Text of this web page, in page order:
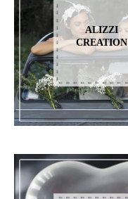
ALIZZI
CREATION